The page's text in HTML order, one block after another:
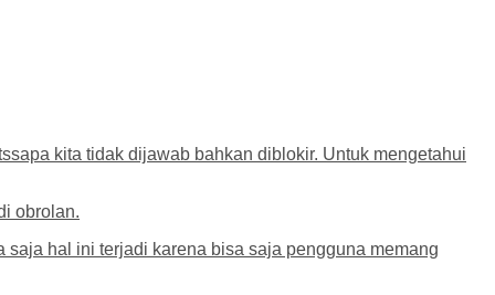
kita tidak dijawab bahkan diblokir. Untuk mengetahui
obrolan.
hal ini terjadi karena bisa saja pengguna memang